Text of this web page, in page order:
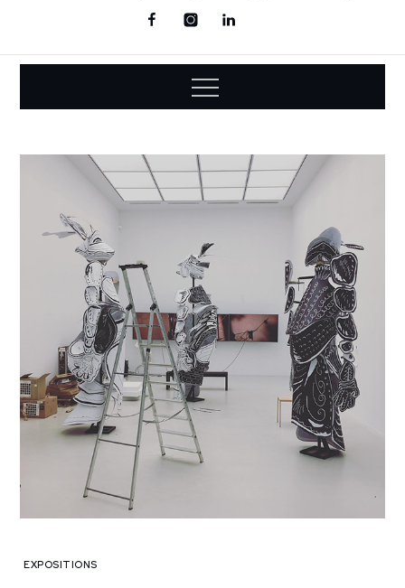
FacebookInstagramLinkedin
Home
EXPOSITIONS